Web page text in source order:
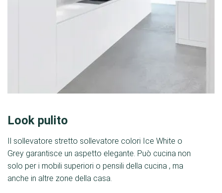
Look pulito
Il sollevatore stretto sollevatore colori Ice White o
Grey garantisce un aspetto elegante. Può cucina non
solo per i mobili superiori o pensili della cucina , ma
anche in altre zone della casa.